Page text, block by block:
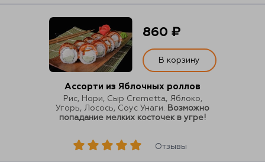
Отзывы
Ассорти из Яблочных роллов
Рис, Нори, Сыр Cremetta, Яблоко,
Угорь, Лосось, Соус Унаги. Возможно
попадание мелких косточек в угре!
860 ₽
В корзину